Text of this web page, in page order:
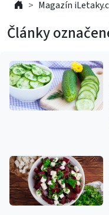
Magazín
Články